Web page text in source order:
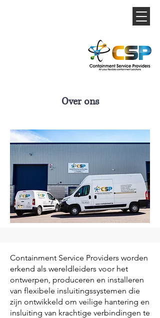
Over ons
Containment Service Providers worden
erkend als wereldleiders voor het
ontwerpen, produceren en installeren
van flexibele insluitingssystemen die
zijn ontwikkeld om veilige hantering en
insluiting van krachtige verbindingen te